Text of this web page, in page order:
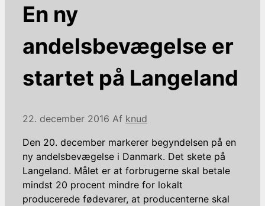
En ny
andelsbevægelse er
startet på Langeland
22. december 2016 Af knud
Den 20. december markerer begyndelsen på en
ny andelsbevægelse i Danmark. Det skete på
Langeland. Målet er at forbrugerne skal betale
mindst 20 procent mindre for lokalt
producerede fødevarer, at producenterne skal